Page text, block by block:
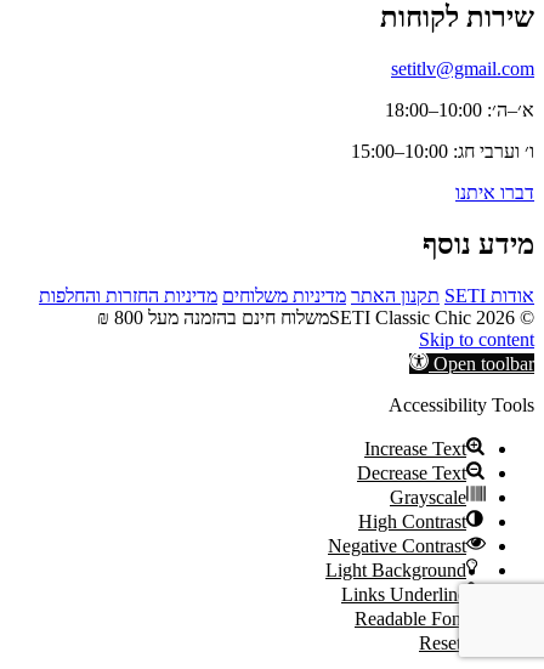
שירות לקוחות
setitlv@gmail.com
א׳–ה׳: 10:00–18:00
ו׳ וערבי חג: 10:00–15:00
דברו איתנו
מידע נוסף
אודות SETI תקנון האתר מדיניות משלוחים מדיניות החזרות והחלפות
© 2026 SETI Classic Chic
משלוח חינם בהזמנה מעל 800 ₪
Skip to content
Open toolbar
Accessibility Tools
Increase Text
Decrease Text
Grayscale
High Contrast
Negative Contrast
Light Background
Links Underline
Readable Font
Reset